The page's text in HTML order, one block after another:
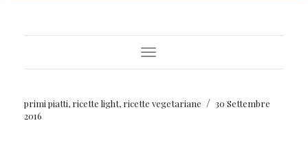
Toggle
Navigation
primi piatti, ricette light, ricette vegetariane / 30 Settembre
2016